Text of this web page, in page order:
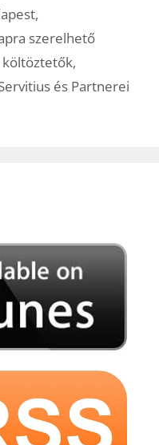
,
szerelhető
,
és Partnerei